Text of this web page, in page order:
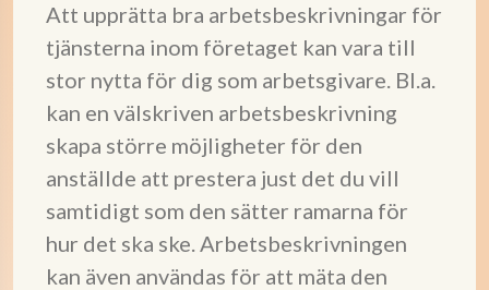
Att upprätta bra arbetsbeskrivningar för
tjänsterna inom företaget kan vara till
stor nytta för dig som arbetsgivare. Bl.a.
kan en välskriven arbetsbeskrivning
skapa större möjligheter för den
anställde att prestera just det du vill
samtidigt som den sätter ramarna för
hur det ska ske. Arbetsbeskrivningen
kan även användas för att mäta den